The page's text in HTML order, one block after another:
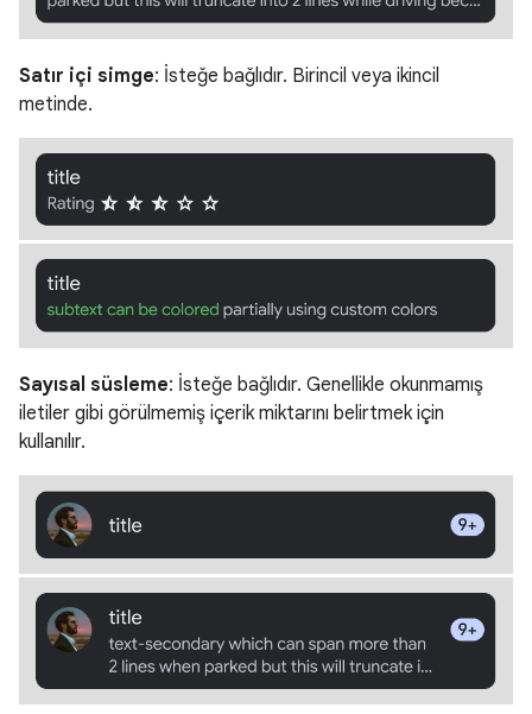
Satır içi simge: İsteğe bağlıdır. Birincil veya ikincil
metinde.
Sayısal süsleme: İsteğe bağlıdır. Genellikle okunmamış
iletiler gibi görülmemiş içerik miktarını belirtmek için
kullanılır.